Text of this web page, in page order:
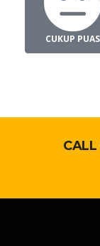
CUKUP PUAS
CALL